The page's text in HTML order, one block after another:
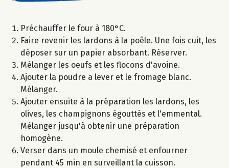
Préchauffer le four à 180°C.
Faire revenir les lardons à la poêle. Une fois cuit, les
déposer sur un papier absorbant. Réserver.
Mélanger les oeufs et les flocons d'avoine.
Ajouter la poudre a lever et le fromage blanc.
Mélanger.
Ajouter ensuite à la préparation les lardons, les
olives, les champignons égouttés et l'emmental.
Mélanger jusqu'à obtenir une préparation
homogène.
Verser dans un moule chemisé et enfourner
pendant 45 min en surveillant la cuisson.